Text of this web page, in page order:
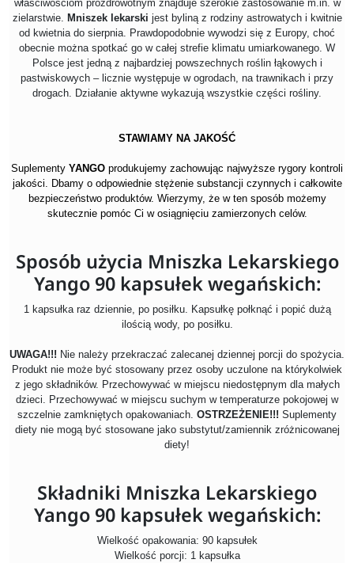
właściwościom prozdrowotnym znajduje szerokie zastosowanie m.in. w
zielarstwie. Mniszek lekarski jest byliną z rodziny astrowatych i kwitnie
od kwietnia do sierpnia. Prawdopodobnie wywodzi się z Europy, choć
obecnie można spotkać go w całej strefie klimatu umiarkowanego. W
Polsce jest jedną z najbardziej powszechnych roślin łąkowych i
pastwiskowych – licznie występuje w ogrodach, na trawnikach i przy
drogach. Działanie aktywne wykazują wszystkie części rośliny.
STAWIAMY NA JAKOŚĆ
Suplementy YANGO produkujemy zachowując najwyższe rygory kontroli
jakości. Dbamy o odpowiednie stężenie substancji czynnych i całkowite
bezpieczeństwo produktów. Wierzymy, że w ten sposób możemy
skutecznie pomóc Ci w osiągnięciu zamierzonych celów.
Sposób użycia Mniszka Lekarskiego
Yango 90 kapsułek wegańskich:
1 kapsułka raz dziennie, po posiłku. Kapsułkę połknąć i popić dużą
ilością wody, po posiłku.
UWAGA!!! Nie należy przekraczać zalecanej dziennej porcji do spożycia.
Produkt nie może być stosowany przez osoby uczulone na którykolwiek
z jego składników. Przechowywać w miejscu niedostępnym dla małych
dzieci. Przechowywać w miejscu suchym w temperaturze pokojowej w
szczelnie zamkniętych opakowaniach. OSTRZEŻENIE!!! Suplementy
diety nie mogą być stosowane jako substytut/zamiennik zróżnicowanej
diety!
Składniki Mniszka Lekarskiego
Yango 90 kapsułek wegańskich:
Wielkość opakowania: 90 kapsułek
Wielkość porcji: 1 kapsułka